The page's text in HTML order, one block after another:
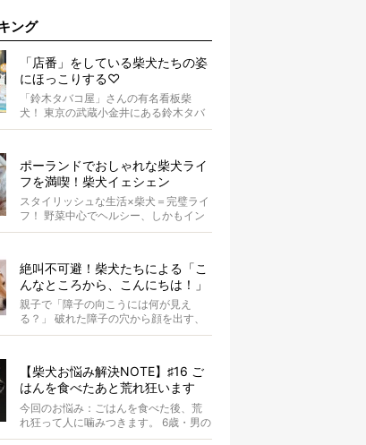
ング
「店番」をしている柴犬たちの姿
にほっこりする♡
「鈴木タバコ屋」さんの有名看板柴
犬！ 東京の武蔵小金井にある鈴木タバ
コ屋さん。その店先には有名な看板柴
ポーランドでおしゃれな柴犬ライ
フを満喫！柴犬イェシェン
スタイリッシュな生活×柴犬＝完璧ライ
フ！ 野菜中心でヘルシー、しかもイン
スタ映えするお料理を投稿しているア
絶叫不可避！柴犬たちによる「こ
んなところから、こんにちは！」
親子で「障子の向こうには何が見え
る？」 破れた障子の穴から顔を出す、
柴犬のこばんちゃん・たまるちゃん親
【柴犬お悩み解決NOTE】♯16 ご
はんを食べたあと荒れ狂います
【ドッグトレーナー・小野洋平が
ズバリ回答】
今回のお悩み：ごはんを食べた後、荒
れ狂って人に噛みつきます。 6歳・男の
コ ごはんを食べた後、犬が変わった様